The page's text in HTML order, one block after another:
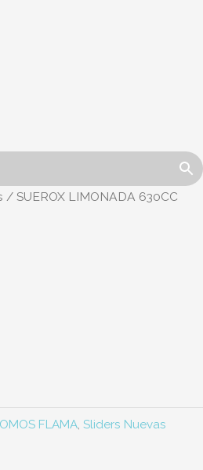
/ SUEROX LIMONADA 630CC
FLAMA, Sliders Nuevas